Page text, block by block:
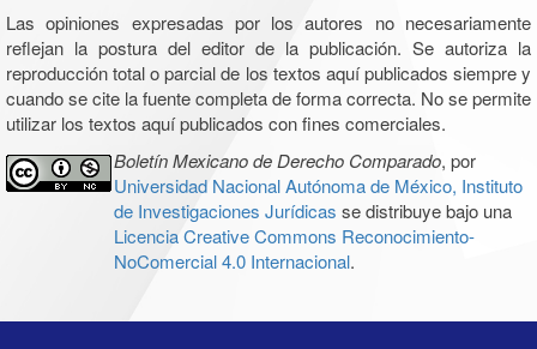
Las opiniones expresadas por los autores no necesariamente
reflejan la postura del editor de la publicación. Se autoriza la
reproducción total o parcial de los textos aquí publicados siempre y
cuando se cite la fuente completa de forma correcta. No se permite
utilizar los textos aquí publicados con fines comerciales.
Boletín Mexicano de Derecho Comparado, por
Universidad Nacional Autónoma de México, Instituto
de Investigaciones Jurídicas se distribuye bajo una
Licencia Creative Commons Reconocimiento-
NoComercial 4.0 Internacional.